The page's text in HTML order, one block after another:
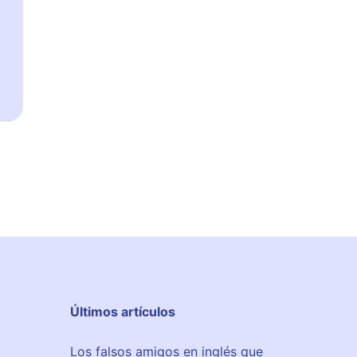
Últimos artículos
Los falsos amigos en inglés que